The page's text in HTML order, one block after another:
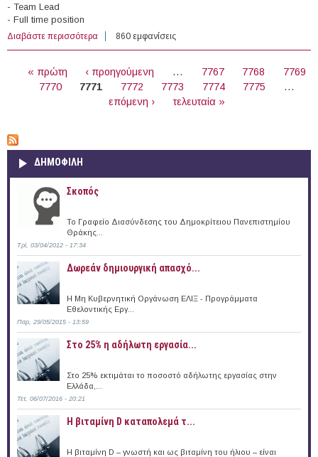
- Team Lead
- Full time position
Διαβάστε περισσότερα για Senior Java Software Developer in Germany
860 εμφανίσεις
« πρώτη ‹ προηγούμενη … 7767 7768
7769
7770
7771 7772 7773 7774 7775
…
επόμενη ›
τελευταία »
ΔΗΜΟΦΙΛΗ
Σκοπός
Το Γραφείο Διασύνδεσης του Δημοκρίτειου Πανεπιστημίου
Θράκης...
Τρί, 03/04/2012 - 17:34
Δωρεάν δημιουργική απασχό...
Η Μη Κυβερνητική Οργάνωση ΕΛΙΞ - Προγράμματα
Εθελοντικής Εργ...
Παρ, 29/05/2015 - 13:59
Στο 25% η αδήλωτη εργασία...
Στο 25% εκτιμάται το ποσοστό αδήλωτης εργασίας στην
Ελλάδα,...
Τετ, 06/07/2016 - 20:21
Η βιταμίνη D καταπολεμά τ...
Η βιταμίνη D – γνωστή και ως βιταμίνη του ήλιου – είναι